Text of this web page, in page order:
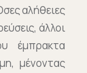
αλήθειες
άλλοι
έμπρακτα
μένοντας